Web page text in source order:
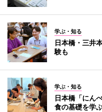
学ぶ・知る
日本橋・三井
験も
学ぶ・知る
日本橋「にん
食の基礎を学